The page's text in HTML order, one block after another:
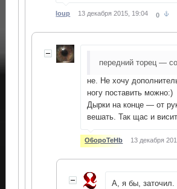
loup 13 декабря 2015, 19:04 0
передний торец —
не. Не хочу
ногу поставить можно:)
Дырки на конце — от
вешать. Так щас и
O6opoTeHb 13 декабря
А, я бы, заточил.